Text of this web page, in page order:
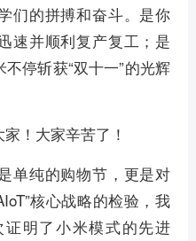
们的拼搏和奋斗。是你
速并顺利复产复工；是
停斩获“双十一”的光辉
！大家辛苦了！
单纯的购物节，更是对
核心战略的检验，我
明了小米模式的先进